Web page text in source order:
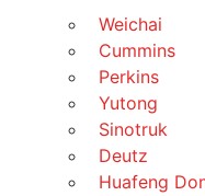
Weichai
Cummins
Perkins
Yutong
Sinotruk
Deutz
Huafeng